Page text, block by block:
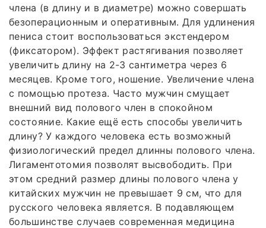
члена (в длину и в диаметре) можно совершать
безоперационным и оперативным. Для удлинения
пениса стоит воспользоваться экстендером
(фиксатором). Эффект растягивания позволяет
увеличить длину на 2-3 сантиметра через 6
месяцев. Кроме того, ношение. Увеличение члена
с помощью протеза. Часто мужчин смущает
внешний вид полового член в спокойном
состояние. Какие ещё есть способы увеличить
длину? У каждого человека есть возможный
физиологический предел длинны полового члена.
Лигаментотомия позволят высвободить. При
этом средний размер длины полового члена у
китайских мужчин не превышает 9 см, что для
русского человека является. В подавляющем
большинстве случаев современная медицина